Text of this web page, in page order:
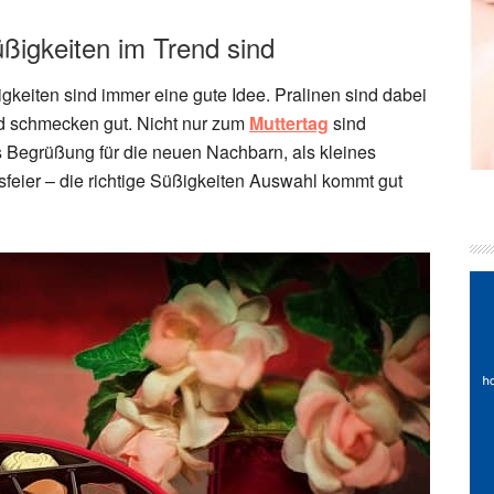
im Trend sind
sind immer eine gute Idee. Pralinen sind dabei
gut. Nicht nur zum Muttertag sind
für die neuen Nachbarn, als kleines
– die richtige Süßigkeiten Auswahl kommt gut